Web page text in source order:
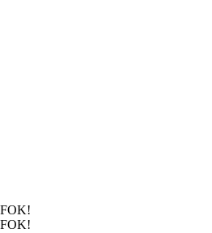
FOK!
FOK!